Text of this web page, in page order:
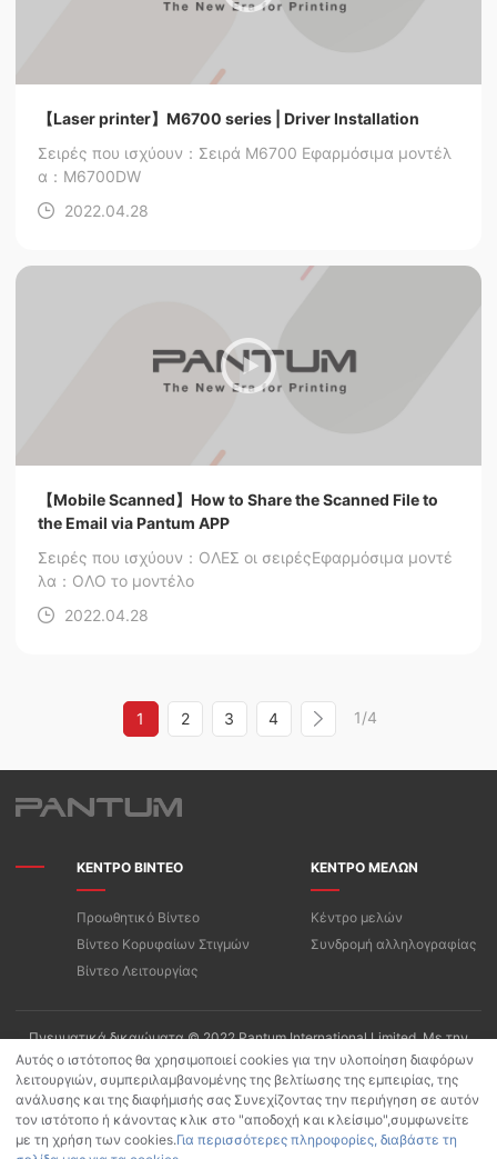
【Laser printer】M6700 series | Driver Installation
Σειρές που ισχύουν：Σειρά M6700 Εφαρμόσιμα μοντέλ
α：M6700DW
2022.04.28
【Mobile Scanned】How to Share the Scanned File to
the Email via Pantum APP
Σειρές που ισχύουν：ΟΛΕΣ οι σειρέςΕφαρμόσιμα μοντέ
λα：ΟΛΟ το μοντέλο
2022.04.28
1 2 3 4 1/4
ΚΕΝΤΡΟ ΒΙΝΤΕΟ
Προωθητικό Βίντεο
Βίντεο Κορυφαίων Στιγμών
Βίντεο Λειτουργίας
ΚΕΝΤΡΟ ΜΕΛΩΝ
Κέντρο μελών
Συνδρομή αλληλογραφίας
Πνευματικά δικαιώματα © 2022 Pantum International Limited. Με την
επιφύλαξη παντός δικαιώματος
Όροι Χρήσης/Πολιτική Απορρήτου της «PANTUM»
Πολιτική προστασίας προσωπικών δεδομένων για Pantum App
Πολιτική Cookies
Αυτός ο ιστότοπος θα χρησιμοποιεί cookies για την υλοποίηση διαφόρων
λειτουργιών, συμπεριλαμβανομένης της βελτίωσης της εμπειρίας, της
ανάλυσης και της διαφήμισής σας Συνεχίζοντας την περιήγηση σε αυτόν
τον ιστότοπο ή κάνοντας κλικ στο "αποδοχή και κλείσιμο",συμφωνείτε
με τη χρήση των cookies.Για περισσότερες πληροφορίες, διαβάστε τη